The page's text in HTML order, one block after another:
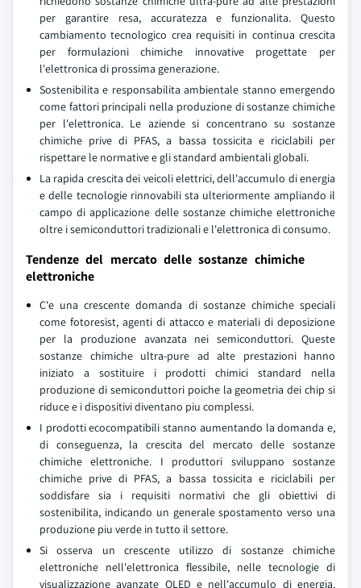
per garantire resa, accuratezza e funzionalita. Questo
cambiamento tecnologico crea requisiti in continua crescita
per formulazioni chimiche innovative progettate per
l'elettronica di prossima generazione.
Sostenibilita e responsabilita ambientale stanno emergendo
come fattori principali nella produzione di sostanze chimiche
per l'elettronica. Le aziende si concentrano su sostanze
chimiche prive di PFAS, a bassa tossicita e riciclabili per
rispettare le normative e gli standard ambientali globali.
La rapida crescita dei veicoli elettrici, dell'accumulo di energia
e delle tecnologie rinnovabili sta ulteriormente ampliando il
campo di applicazione delle sostanze chimiche elettroniche
oltre i semiconduttori tradizionali e l'elettronica di consumo.
Tendenze del mercato delle sostanze chimiche
elettroniche
C'e una crescente domanda di sostanze chimiche speciali
come fotoresist, agenti di attacco e materiali di deposizione
per la produzione avanzata nei semiconduttori. Queste
sostanze chimiche ultra-pure ad alte prestazioni hanno
iniziato a sostituire i prodotti chimici standard nella
produzione di semiconduttori poiche la geometria dei chip si
riduce e i dispositivi diventano piu complessi.
I prodotti ecocompatibili stanno aumentando la domanda e,
di conseguenza, la crescita del mercato delle sostanze
chimiche elettroniche. I produttori sviluppano sostanze
chimiche prive di PFAS, a bassa tossicita e riciclabili per
soddisfare sia i requisiti normativi che gli obiettivi di
sostenibilita, indicando un generale spostamento verso una
produzione piu verde in tutto il settore.
Si osserva un crescente utilizzo di sostanze chimiche
elettroniche nell'elettronica flessibile, nelle tecnologie di
visualizzazione avanzate OLED e nell'accumulo di energia.